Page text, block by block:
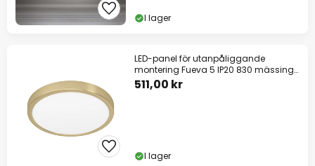
I lager
LED-panel för utanpåliggande
montering Fueva 5 IP20 830 mässing
Ø28,5cm
511,00 kr
I lager